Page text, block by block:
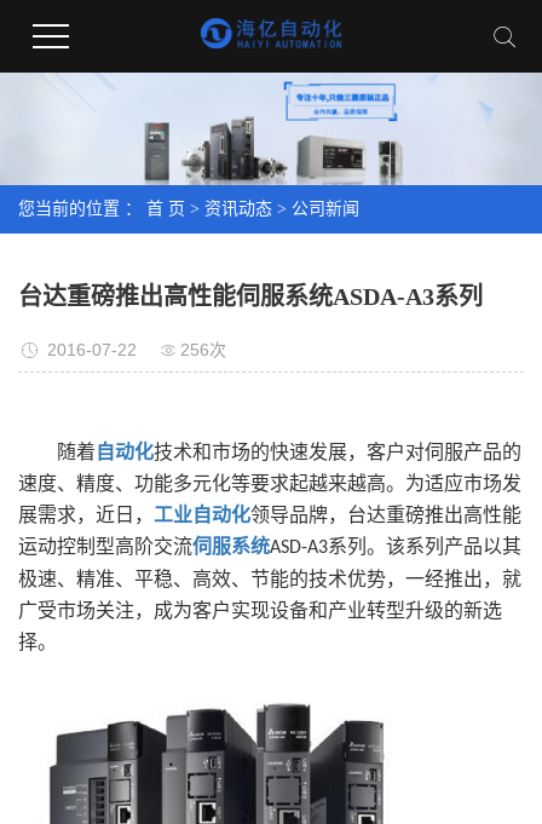
您当前的位置 ： 首 页 > 资讯动态 > 公司新闻
台达重磅推出高性能伺服系统ASDA-A3系列
2016-07-22 256次
随着 自动化技术和市场的快速发展，客户对伺服产品的
速度、精度、功能多元化等要求起越来越高。为适应市场发
展需求，近日， 工业自动化领导品牌，台达重磅推出高性能
运动控制型高阶交流伺服系统ASD-A3系列。该系列产品以其
极速、精准、平稳、高效、节能的技术优势，一经推出，就
广受市场关注，成为客户实现设备和产业转型升级的新选
择。